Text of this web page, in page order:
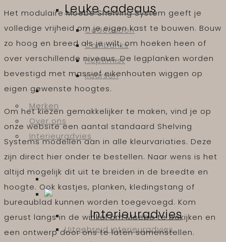
Leuke cadeaus
Cadeaubon
Coinbanks
Hoptimist
Kaarsen
Merken
Over ons
Interieuradvies
Interieuradvies
Uitgebreid interieuradvies
Het modulaire Moebe Shelving System geeft je
volledige vrijheid om je eigen kast te bouwen. Bouw
zo hoog en breed als je wilt, om hoeken heen of
over verschillende niveaus. De legplanken worden
bevestigd met massief eikenhouten wiggen op
eigen gewenste hoogtes.
Om het kiezen gemakkelijker te maken, vind je op
onze website een aantal standaard Shelving
Systems modellen aan in alle kleurvariaties. Deze
zijn direct hier onder te bestellen. Naar wens is het
altijd mogelijk dit uit te breiden in de breedte en
hoogte. Ook kastjes, planken, kledingstang of
bureaublad kunnen worden toegevoegd. Kom
gerust langs in de winkel om Moebe te bekijken en
een ontwerp door ons te laten samenstellen.